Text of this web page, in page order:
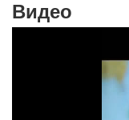
Видео